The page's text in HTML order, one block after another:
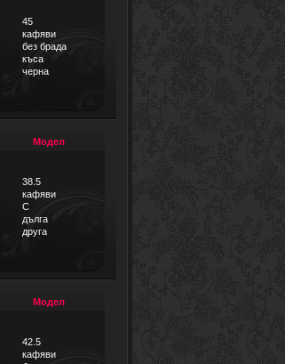
45
кафяви
без брада
къса
черна
Модел
38.5
кафяви
C
дълга
друга
Модел
42.5
кафяви